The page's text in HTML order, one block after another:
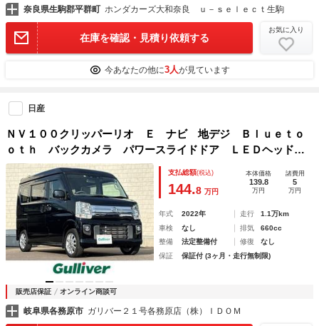
奈良県生駒郡平群町 ホンダカーズ大和奈良 ｕ－ｓｅｌｅｃｔ生駒
在庫を確認・見積り依頼する
お気に入り
今あなたの他に3人が見ています
日産
ＮＶ１００クリッパーリオ Ｅ ナビ 地デジ Ｂｌｕｅｔｏ
ｏｔｈ バックカメラ パワースライドドア ＬＥＤヘッドラ
イト 前後ドライブレコーダー ＥＴＣ Ｌオートライト Ｕ
ＳＢ パーキングセンサー マット バイザー スマートキー
支払総額(税込)
144.8 万円
本体価格
139.8
万円
諸費用
5
万円
年式 2022年 走行
1.1万km
車検
なし 排気
660cc
整備
法定整備付 修復
なし
保証
保証付 (3ヶ月・走行無制限)
販売店保証 オンライン商談可
岐阜県各務原市 ガリバー２１号各務原店（株）ＩＤＯＭ